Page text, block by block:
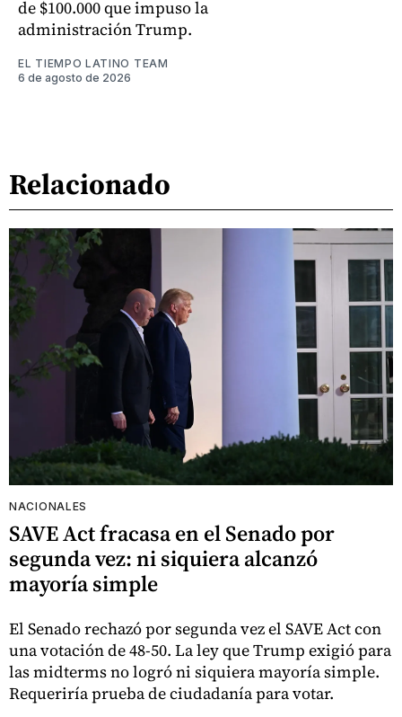
de $100.000 que impuso la
administración Trump.
EL TIEMPO LATINO TEAM
6 de agosto de 2026
Relacionado
NACIONALES
SAVE Act fracasa en el Senado por
segunda vez: ni siquiera alcanzó
mayoría simple
El Senado rechazó por segunda vez el SAVE Act con
una votación de 48-50. La ley que Trump exigió para
las midterms no logró ni siquiera mayoría simple.
Requeriría prueba de ciudadanía para votar.